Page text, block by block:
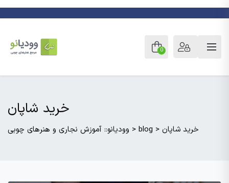
0
خرید شاپان
وودیانو:: آموزش نجاری و هنرهای چوبی > blog > خرید شاپان